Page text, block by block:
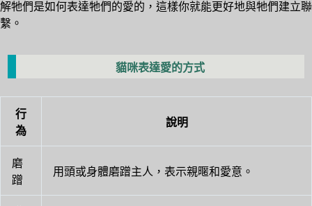
解牠們是如何表達牠們的愛的，這樣你就能更好地與牠們建立聯
繫。
貓咪表達愛的方式
行
為
說明
磨
蹭
用頭或身體磨蹭主人，表示親暱和愛意。